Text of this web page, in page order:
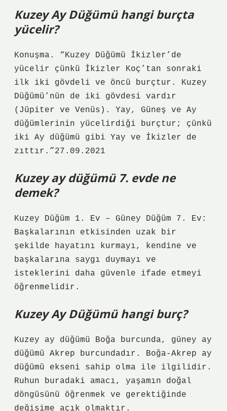
Kuzey Ay Düğümü hangi burçta
yücelir?
Konuşma. “Kuzey Düğümü İkizler’de
yücelir çünkü İkizler Koç’tan sonraki
ilk iki gövdeli ve öncü burçtur. Kuzey
Düğümü’nün de iki gövdesi vardır
(Jüpiter ve Venüs). Yay, Güneş ve Ay
düğümlerinin yücelirdiği burçtur; çünkü
iki Ay düğümü gibi Yay ve İkizler de
zıttır.”27.09.2021
Kuzey ay düğümü 7. evde ne
demek?
Kuzey Düğüm 1. Ev – Güney Düğüm 7. Ev:
Başkalarının etkisinden uzak bir
şekilde hayatını kurmayı, kendine ve
başkalarına saygı duymayı ve
isteklerini daha güvenle ifade etmeyi
öğrenmelidir.
Kuzey Ay Düğümü hangi burç?
Kuzey ay düğümü Boğa burcunda, güney ay
düğümü Akrep burcundadır. Boğa-Akrep ay
düğümü ekseni sahip olma ile ilgilidir.
Ruhun buradaki amacı, yaşamın doğal
döngüsünü öğrenmek ve gerektiğinde
değişime açık olmaktır.